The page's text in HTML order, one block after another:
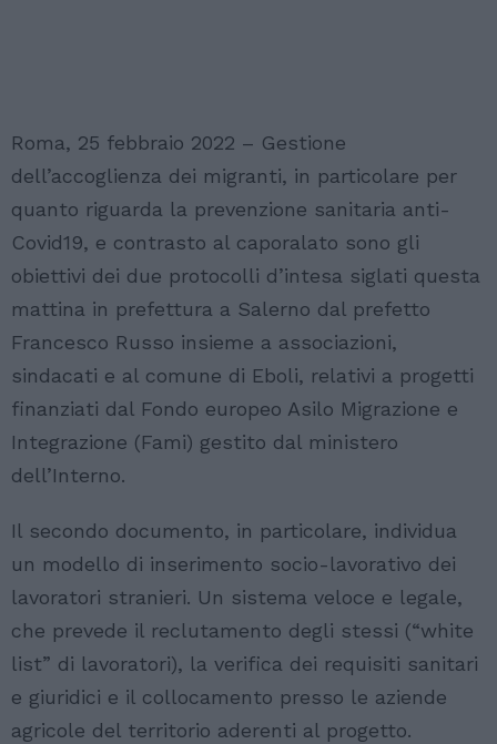
Roma, 25 febbraio 2022 – Gestione
dell’accoglienza dei migranti, in particolare per
quanto riguarda la prevenzione sanitaria anti-
Covid19, e contrasto al caporalato sono gli
obiettivi dei due protocolli d’intesa siglati questa
mattina in prefettura a Salerno dal prefetto
Francesco Russo insieme a associazioni,
sindacati e al comune di Eboli, relativi a progetti
finanziati dal Fondo europeo Asilo Migrazione e
Integrazione (Fami) gestito dal ministero
dell’Interno.
Il secondo documento, in particolare, individua
un modello di inserimento socio-lavorativo dei
lavoratori stranieri. Un sistema veloce e legale,
che prevede il reclutamento degli stessi (“white
list” di lavoratori), la verifica dei requisiti sanitari
e giuridici e il collocamento presso le aziende
agricole del territorio aderenti al progetto.